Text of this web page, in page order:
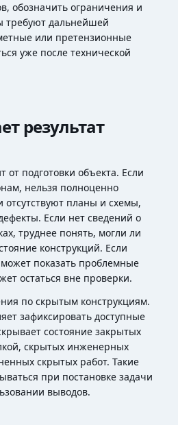
обозначить ограничения и
требуют дальнейшей
или претензионные
уже после технической
результат
от подготовки объекта. Если
нельзя полноценно
отсутствуют планы и схемы,
Если нет сведений о
труднее понять, могли ли
конструкций. Если
показать проблемные
остаться вне проверки.
по скрытым конструкциям.
зафиксировать доступные
состояние закрытых
скрытых инженерных
скрытых работ. Такие
при постановке задачи
выводов.